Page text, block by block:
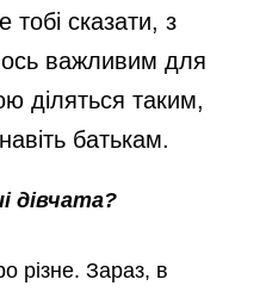
сказати, з
важливим для
діляться таким,
батькам.
дівчата?
різне. Зараз, в